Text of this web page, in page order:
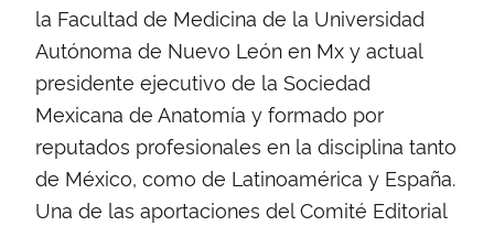
la Facultad de Medicina de la Universidad
Autónoma de Nuevo León en Mx y actual
presidente ejecutivo de la Sociedad
Mexicana de Anatomía y formado por
reputados profesionales en la disciplina tanto
de México, como de Latinoamérica y España.
Una de las aportaciones del Comité Editorial